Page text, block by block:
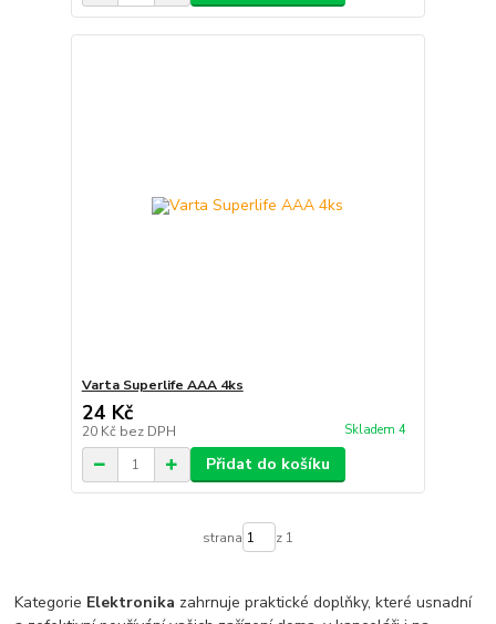
Varta Superlife AAA 4ks
24 Kč
20 Kč bez DPH Skladem 4
Přidat do košíku
strana z 1
Kategorie Elektronika zahrnuje praktické doplňky, které usnadní